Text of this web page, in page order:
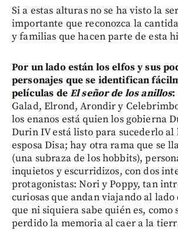
Si a estas alturas no se ha visto la
importante que reconozca la
y familias que hacen parte de esta
Por un lado están los elfos y sus
personajes que se identifican
películas deEl señor de los anillos:
Galad, Elrond, Arondir y
los enanos está quien los gobierna
Durin IV está listo para sucederlo al
esposa Disa; hay otra rama que se
(una subraza de los hobbits),
inquietos y escurridizos, con dos
protagonistas: Nori y Poppy, tan
curiosas que andan viajando al
que ni siquiera sabe quién es, como
perdido la memoria al caer a la